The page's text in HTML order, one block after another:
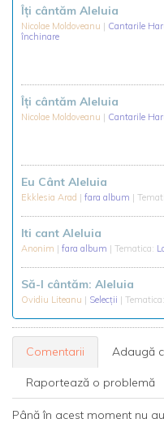
Îți cântăm Aleluia
Nicolae Moldoveanu | Cantarile
închinare
Îți cântăm Aleluia
Nicolae Moldoveanu | Cantarile
Eu Cânt Aleluia
Ekklesia Arad | fara album |
Iti cant Aleluia
Anonim | fara album | Tematica:
Să-I cântăm: Aleluia
Ovidiu Liteanu | Selecții | Tematica:
Comentarii Adaugă
Raportează o problemă
Până în acest moment nu